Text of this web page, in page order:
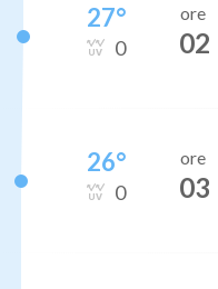
27°
0
ore
02
26°
0
ore
03